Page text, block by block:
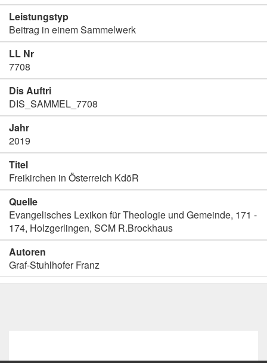
Leistungstyp
Beitrag in einem Sammelwerk
LL Nr
7708
Dis Auftri
DIS_SAMMEL_7708
Jahr
2019
Titel
Freikirchen in Österreich KdöR
Quelle
Evangelisches Lexikon für Theologie und Gemeinde, 171 -
174, Holzgerlingen, SCM R.Brockhaus
Autoren
Graf-Stuhlhofer Franz